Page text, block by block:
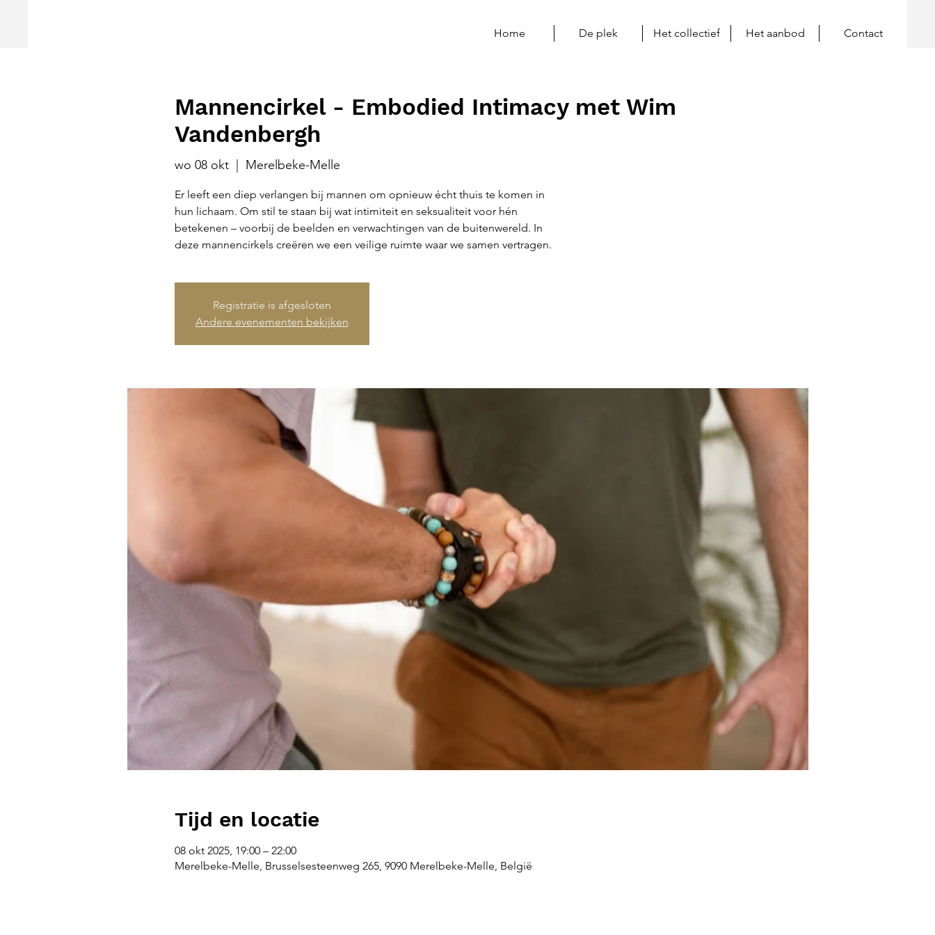
Home De plek Het collectief Het aanbod Contact
Mannencirkel - Embodied Intimacy met Wim
Vandenbergh
wo 08 okt
  |
Merelbeke-Melle
Er leeft een diep verlangen bij mannen om opnieuw écht thuis te komen in
hun lichaam. Om stil te staan bij wat intimiteit en seksualiteit voor hén
betekenen – voorbij de beelden en verwachtingen van de buitenwereld. In
deze mannencirkels creëren we een veilige ruimte waar we samen vertragen.
Registratie is afgesloten
Andere evenementen bekijken
Tijd en locatie
08 okt 2025, 19:00 – 22:00
Merelbeke-Melle, Brusselsesteenweg 265, 9090 Merelbeke-Melle, België